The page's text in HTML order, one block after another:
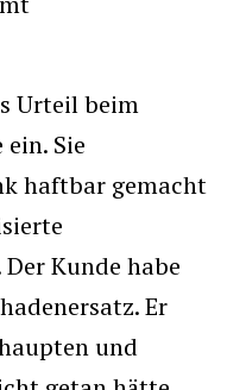
Urteil beim
Sie
haftbar gemacht
Kunde habe
Er
und